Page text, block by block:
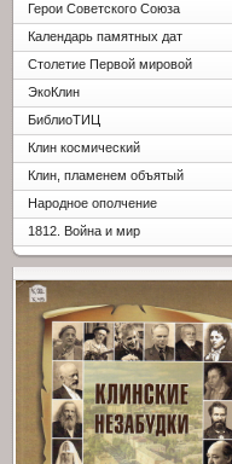
Герои Советского Союза
Календарь памятных дат
Столетие Первой мировой
ЭкоКлин
БиблиоТИЦ
Клин космический
Клин, пламенем объятый
Народное ополчение
1812. Война и мир